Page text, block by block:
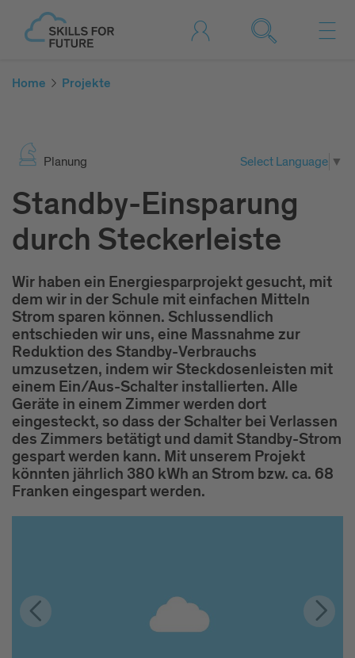
Home Projekte
Pla­nung Select Language ▼
Standby-Einsparung
durch Steckerleiste
Wir haben ein Energiesparprojekt gesucht, mit
dem wir in der Schule mit einfachen Mitteln
Strom sparen können. Schlussendlich
entschieden wir uns, eine Massnahme zur
Reduktion des Standby-Verbrauchs
umzusetzen, indem wir Steckdosenleisten mit
einem Ein/Aus-Schalter installierten. Alle
Geräte in einem Zimmer werden dort
eingesteckt, so dass der Schalter bei Verlassen
des Zimmers betätigt und damit Standby-Strom
gespart werden kann. Mit unserem Projekt
könnten jährlich 380 kWh an Strom bzw. ca. 68
Franken eingespart werden.